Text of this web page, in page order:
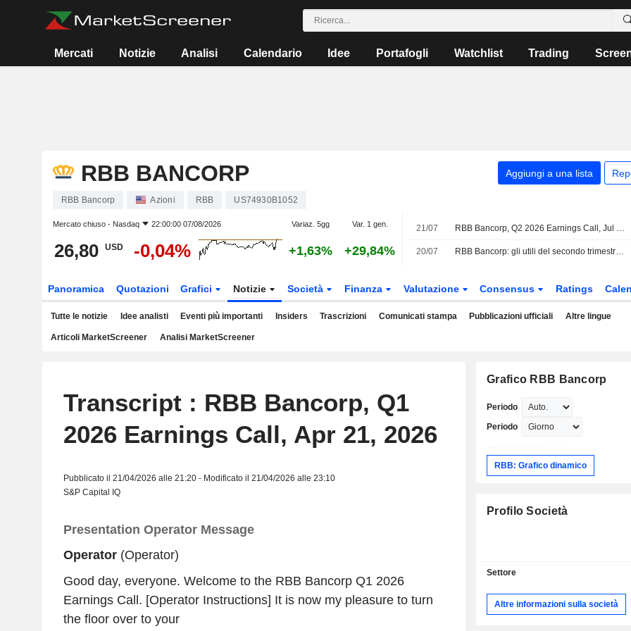
Mercati Notizie Analisi Calendario Idee Portafogli Watchlist Trading
RBB BANCORP Aggiungi a una lista
RBB Bancorp Azioni RBB US74930B1052
Mercato chiuso - Nasdaq 22:00:00 07/08/2026 Variaz. 5gg Var. 1 gen.
26,80 USD -0,04% +1,63% +29,84%
21/07 RBB Bancorp, Q2 2026 Earnings Call, Jul 21, 2026
20/07 RBB Bancorp: gli utili del secondo trimestre aumentano, calano i ricavi
Panoramica Quotazioni Grafici Notizie Società Finanza Valutazione Consensus Ratings
Tutte le notizie Idee analisti Eventi più importanti Insiders Trascrizioni Comunicati stampa Pubblicazioni ufficiali Altre lingue
Articoli MarketScreener Analisi MarketScreener
Transcript : RBB Bancorp, Q1
2026 Earnings Call, Apr 21, 2026
Pubblicato il 21/04/2026 alle 21:20 - Modificato il 21/04/2026 alle 23:10
S&P Capital IQ
Presentation Operator Message
Operator(Operator)
Good day, everyone. Welcome to the RBB Bancorp Q1 2026
Earnings Call. [Operator Instructions] It is now my pleasure to turn
the floor over to your
Grafico RBB Bancorp
Periodo
Periodo
RBB: Grafico dinamico
Profilo Società
Settore
Altre informazioni sulla società